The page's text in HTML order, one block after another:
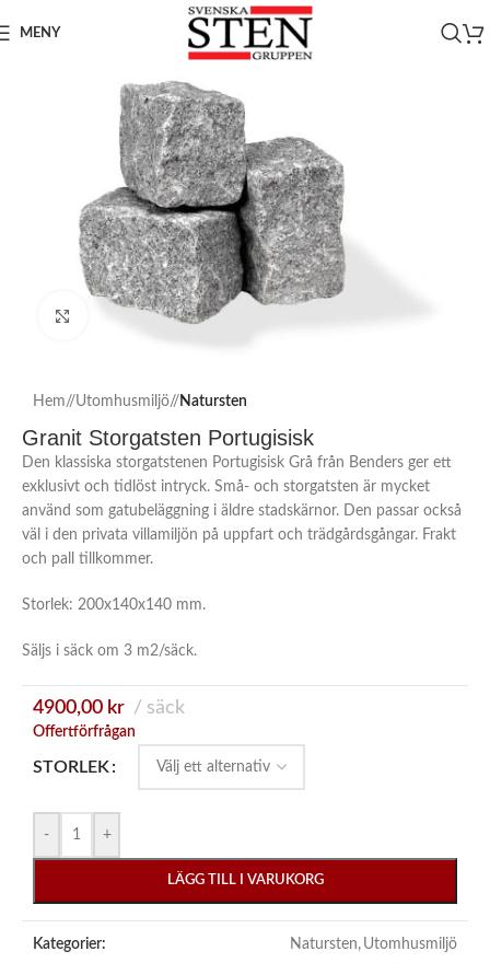
MENY
Click to enlarge
Hem/ Utomhusmiljö/ Natursten
Granit Storgatsten Portugisisk
Den klassiska storgatstenen Portugisisk Grå från Benders ger ett
exklusivt och tidlöst intryck. Små- och storgatsten är mycket
använd som gatubeläggning i äldre stadskärnor. Den passar också
väl i den privata villamiljön på uppfart och trädgårdsgångar. Frakt
och pall tillkommer.
Storlek: 200x140x140 mm.
Säljs i säck om 3 m2/säck.
4900,00 kr säck
Offertförfrågan
STORLEK
- +
LÄGG TILL I VARUKORG
Kategorier: Natursten, Utomhusmiljö